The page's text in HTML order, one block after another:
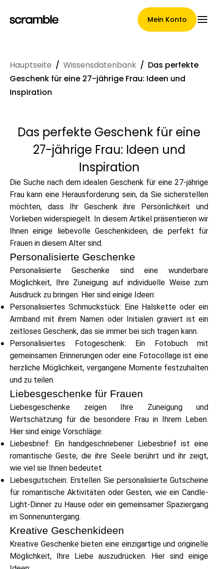
Mein Konto
Hauptseite
Konditionen der
Forderungsabtretung
Markengalerie
Markenauswahl
Rechner
Rundenverlauf
Blog
Kontaktieren Sie uns
Hilfe
Mein Konto
Finanzierung erhalten
Hauptseite / Wissensdatenbank / Das perfekte
Geschenk für eine 27-jährige Frau: Ideen und
Inspiration
Das perfekte Geschenk für eine
27-jährige Frau: Ideen und
Inspiration
Die Suche nach dem idealen Geschenk für eine 27-jährige
Frau kann eine Herausforderung sein, da Sie sicherstellen
möchten, dass Ihr Geschenk ihre Persönlichkeit und
Vorlieben widerspiegelt. In diesem Artikel präsentieren wir
Ihnen einige liebevolle Geschenkideen, die perfekt für
Frauen in diesem Alter sind.
Personalisierte Geschenke
Personalisierte Geschenke sind eine wunderbare
Möglichkeit, Ihre Zuneigung auf individuelle Weise zum
Ausdruck zu bringen. Hier sind einige Ideen:
Personalisiertes Schmuckstück: Eine Halskette oder ein
Armband mit ihrem Namen oder Initialen graviert ist ein
zeitloses Geschenk, das sie immer bei sich tragen kann.
Personalisiertes Fotogeschenk: Ein Fotobuch mit
gemeinsamen Erinnerungen oder eine Fotocollage ist eine
herzliche Möglichkeit, vergangene Momente festzuhalten
und zu teilen.
Liebesgeschenke für Frauen
Liebesgeschenke zeigen Ihre Zuneigung und
Wertschätzung für die besondere Frau in Ihrem Leben.
Hier sind einige Vorschläge:
Liebesbrief: Ein handgeschriebener Liebesbrief ist eine
romantische Geste, die ihre Seele berührt und ihr zeigt,
wie viel sie Ihnen bedeutet.
Liebesgutschein: Erstellen Sie personalisierte Gutscheine
für romantische Aktivitäten oder Gesten, wie ein Candle-
Light-Dinner zu Hause oder ein gemeinsamer Spaziergang
im Sonnenuntergang.
Kreative Geschenkideen
Kreative Geschenke bieten eine einzigartige und originelle
Möglichkeit, Ihre Liebe auszudrücken. Hier sind einige